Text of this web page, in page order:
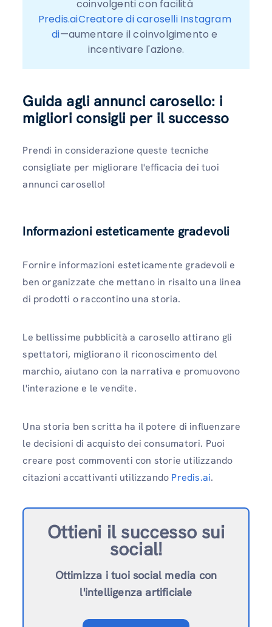
Predis.aiCreatore di caroselli Instagram
di—aumentare il coinvolgimento e
incentivare l'azione.
Guida agli annunci carosello: i
migliori consigli per il successo
Prendi in considerazione queste tecniche
consigliate per migliorare l'efficacia dei tuoi
annunci carosello!
Informazioni esteticamente gradevoli
Fornire informazioni esteticamente gradevoli e
ben organizzate che mettano in risalto una linea
di prodotti o raccontino una storia.
Le bellissime pubblicità a carosello attirano gli
spettatori, migliorano il riconoscimento del
marchio, aiutano con la narrativa e promuovono
l'interazione e le vendite.
Una storia ben scritta ha il potere di influenzare
le decisioni di acquisto dei consumatori. Puoi
creare post commoventi con storie utilizzando
citazioni accattivanti utilizzando Predis.ai.
Ottieni il successo sui
social!
Ottimizza i tuoi social media con
l'intelligenza artificiale